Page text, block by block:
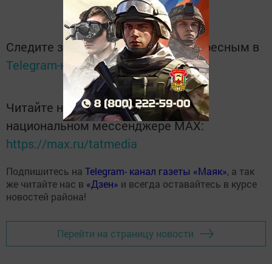
Следите за самым важным и интересным в
Telegram-каналеТатмедиа
Читайте новости Татарстана в
национальном мессенджере MАХ:
https://max.ru/tatmedia
Подпишитесь на Telegram- канал газеты «Маяк», а так
же читайте нас в «Дзен» и всегда оставайтесь в курсе
новостей района!
Перейти на страницу новости